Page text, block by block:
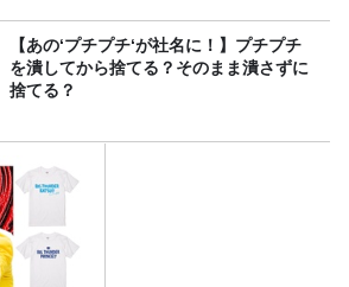
【あの‘プチプチ‘が社名に！】プチプチ
を潰してから捨てる？そのまま潰さずに
捨てる？